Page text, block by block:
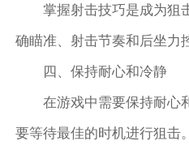
掌握射击技巧是成为狙
确瞄准、射击节奏和后坐力
四、保持耐心和冷静
在游戏中需要保持耐心
要等待最佳的时机进行狙击。